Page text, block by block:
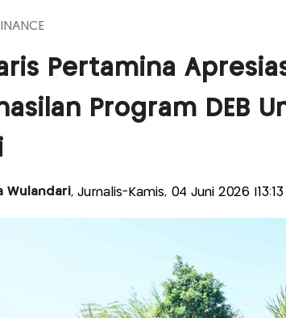
Pertamina
Program DEB
Wulandari, Jurnalis-Kamis, 04 Juni 2026 |13:13